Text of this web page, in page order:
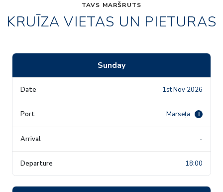
TAVS MARŠRUTS
KRUĪZA VIETAS UN PIETURAS
Sunday
1st Nov 2026
Marseļa i
-
18:00